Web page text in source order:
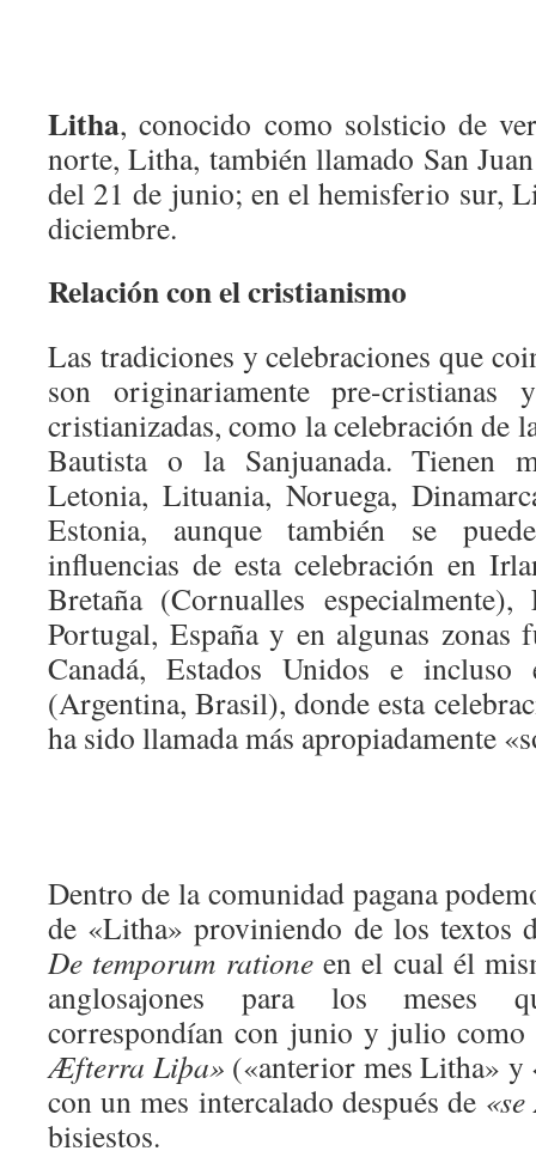
Litha, conocido como solsticio de
norte, Litha, también llamado San
del 21 de junio; en el hemisferio sur,
diciembre.
Relación con el cristianismo
Las tradiciones y celebraciones que
son originariamente pre-cristianas
cristianizadas, como la celebración de
Bautista o la Sanjuanada. Tienen
Letonia, Lituania, Noruega,
Estonia, aunque también se
influencias de esta celebración en
Bretaña (Cornualles
Portugal, España y en algunas zonas
Canadá, Estados Unidos e
(Argentina, Brasil), donde esta
ha sido llamada más apropiadamente
Dentro de la comunidad pagana
de «Litha» proviniendo de los textos
De temporum rationeen el cual él
anglosajones para los meses
correspondían con junio y julio como
Æfterra Liþa» («anterior mes Litha»
con un mes intercalado después de
bisiestos.